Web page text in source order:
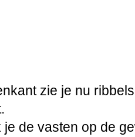
zie je nu
je de vasten op de